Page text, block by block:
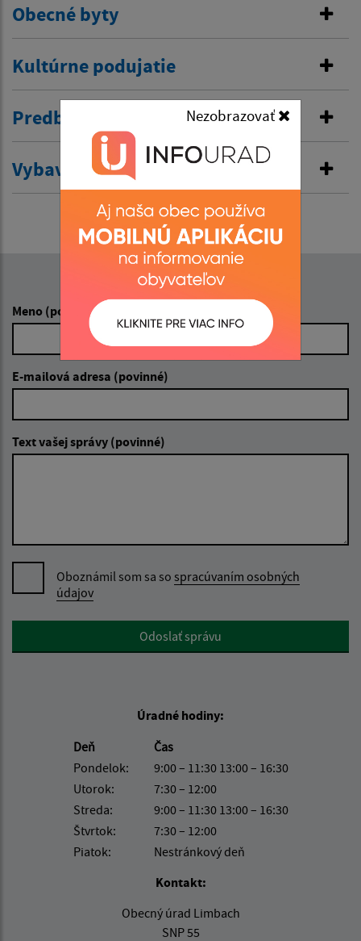
Obecné byty
Kultúrne podujatie
Predbežná ochrana
Vybavenie rybárského lístka
Napíšte nám:
Meno (povinné)
E-mailová adresa (povinné)
Text vašej správy (povinné)
Oboznámil som sa so spracúvaním osobných
údajov
Google reCaptcha ResponseOdoslať správu
Úradné hodiny:
Deň
Čas
Pondelok:
9:00 – 11:30 13:00 – 16:30
Utorok:
7:30 – 12:00
Streda:
9:00 – 11:30 13:00 – 16:30
Štvrtok:
7:30 – 12:00
Piatok:
Nestránkový deň
Kontakt:
Obecný úrad Limbach
SNP 55
Nezobrazovať